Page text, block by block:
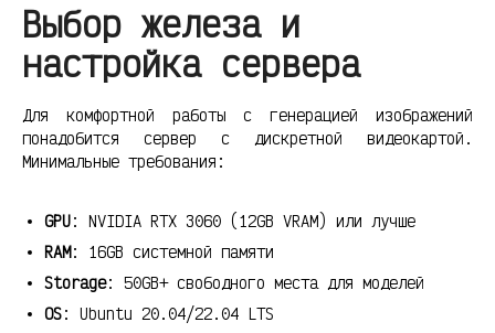
Выбор железа и
настройка сервера
Для комфортной работы с генерацией изображений
понадобится сервер с дискретной видеокартой.
Минимальные требования:
GPU: NVIDIA RTX 3060 (12GB VRAM) или лучше
RAM: 16GB системной памяти
Storage: 50GB+ свободного места для моделей
OS: Ubuntu 20.04/22.04 LTS